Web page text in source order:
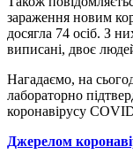
зараження новим
досягла 74 осіб. З
виписані, двоє
Нагадаємо, на
лабораторно
коронавірусу
Джерелом